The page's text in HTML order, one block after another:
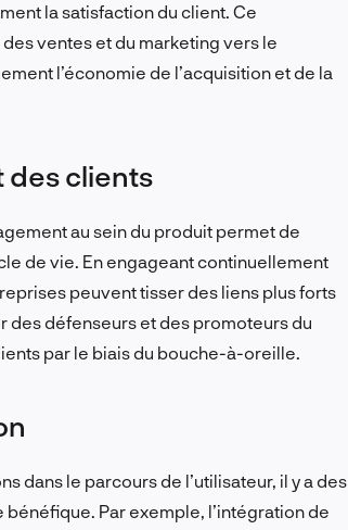
la satisfaction du client. Ce
ventes et du marketing vers le
l’économie de l’acquisition et de la
des clients
au sein du produit permet de
de vie. En engageant continuellement
peuvent tisser des liens plus forts
des défenseurs et des promoteurs du
par le biais du bouche-à-oreille.
dans le parcours de l’utilisateur, il y a des
Par exemple, l’intégration de